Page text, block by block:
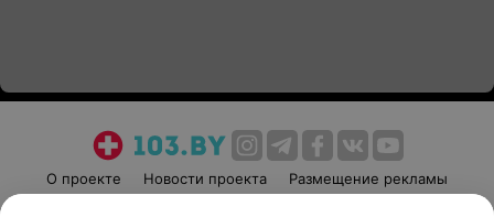
О проекте Новости проекта
Размещение рекламы